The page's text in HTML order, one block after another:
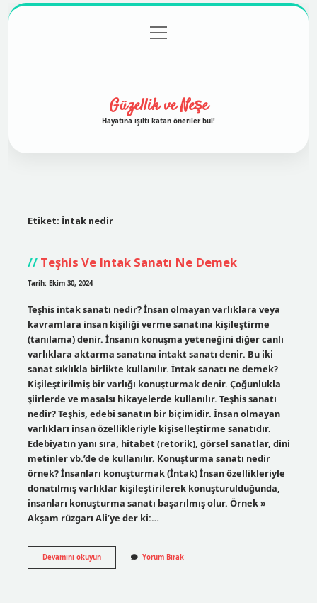
Gizlilik Politikası
menüyü
aç
Güzellik ve Neşe
Hayatına ışıltı katan öneriler bul!
Etiket: İntak nedir
Teşhis Ve Intak Sanatı Ne Demek
Tarih: Ekim 30, 2024
Teşhis intak sanatı nedir? İnsan olmayan varlıklara veya
kavramlara insan kişiliği verme sanatına kişileştirme
(tanılama) denir. İnsanın konuşma yeteneğini diğer canlı
varlıklara aktarma sanatına intakt sanatı denir. Bu iki
sanat sıklıkla birlikte kullanılır. İntak sanatı ne demek?
Kişileştirilmiş bir varlığı konuşturmak denir. Çoğunlukla
şiirlerde ve masalsı hikayelerde kullanılır. Teşhis sanatı
nedir? Teşhis, edebi sanatın bir biçimidir. İnsan olmayan
varlıkları insan özellikleriyle kişiselleştirme sanatıdır.
Edebiyatın yanı sıra, hitabet (retorik), görsel sanatlar, dini
metinler vb.’de de kullanılır. Konuşturma sanatı nedir
örnek? İnsanları konuşturmak (İntak) İnsan özellikleriyle
donatılmış varlıklar kişileştirilerek konuşturulduğunda,
insanları konuşturma sanatı başarılmış olur. Örnek »
Akşam rüzgarı Ali’ye der ki:…
Devamını okuyunTeşhis
Ve
Yorum Bırak